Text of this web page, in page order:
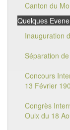
Canton du
Quelques
Inauguration
Séparation
Concours
13 Février
Congrès
Oulx du 18